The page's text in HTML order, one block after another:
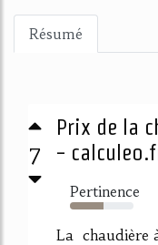
Résumé
7
Prix de la
-
Pertinence
53%
La chaudière